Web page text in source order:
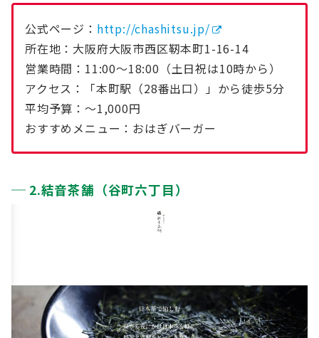
公式ページ： http://chashitsu.jp/
所在地：大阪府大阪市西区靭本町1-16-14
営業時間：11:00〜18:00（土日祝は10時から）
アクセス：「本町駅（28番出口）」から徒歩5分
平均予算：〜1,000円
おすすめメニュー：おはぎバーガー
2.結音茶舗（谷町六丁目）